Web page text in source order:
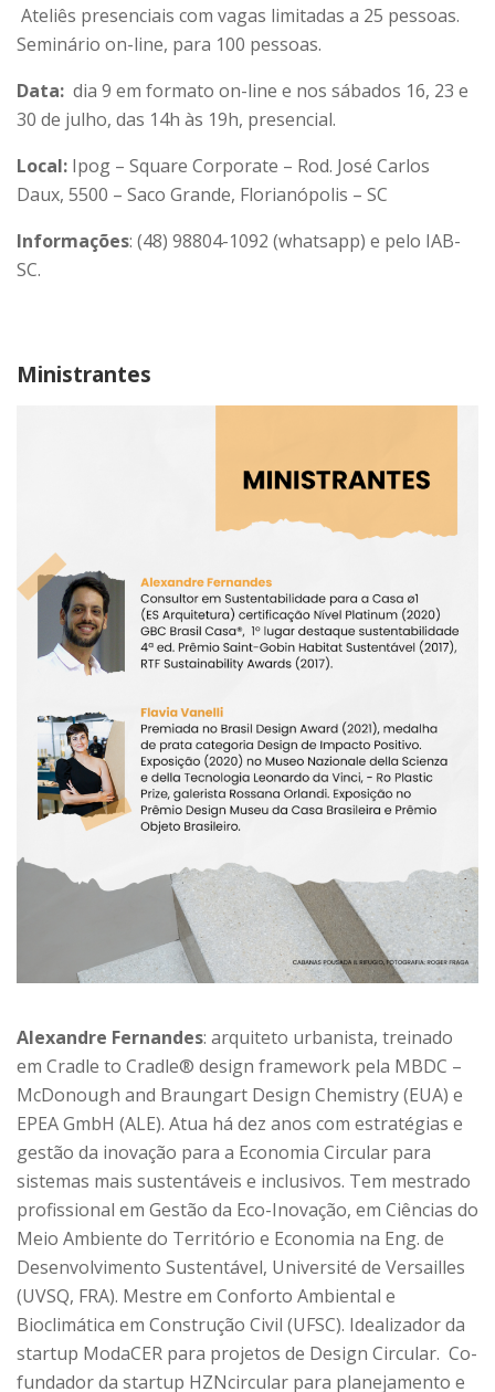
Ateliês presenciais com vagas limitadas a 25 pessoas.
Seminário on-line, para 100 pessoas.
Data: dia 9 em formato on-line e nos sábados 16, 23 e
30 de julho, das 14h às 19h, presencial.
Local: Ipog – Square Corporate – Rod. José Carlos
Daux, 5500 – Saco Grande, Florianópolis – SC
Informações: (48) 98804-1092 (whatsapp) e pelo IAB-
SC.
Ministrantes
Alexandre Fernandes: arquiteto urbanista, treinado
em Cradle to Cradle® design framework pela MBDC –
McDonough and Braungart Design Chemistry (EUA) e
EPEA GmbH (ALE). Atua há dez anos com estratégias e
gestão da inovação para a Economia Circular para
sistemas mais sustentáveis e inclusivos. Tem mestrado
profissional em Gestão da Eco-Inovação, em Ciências do
Meio Ambiente do Território e Economia na Eng. de
Desenvolvimento Sustentável, Université de Versailles
(UVSQ, FRA). Mestre em Conforto Ambiental e
Bioclimática em Construção Civil (UFSC). Idealizador da
startup ModaCER para projetos de Design Circular. Co-
fundador da startup HZNcircular para planejamento e